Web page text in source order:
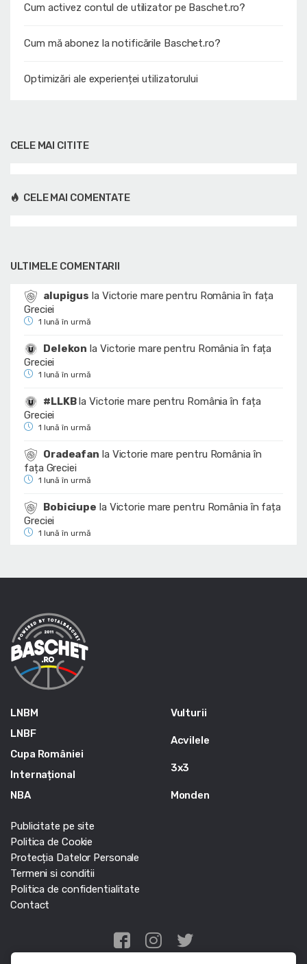
Cum activez contul de utilizator pe Baschet.ro?
Cum mă abonez la notificările Baschet.ro?
Optimizări ale experienței utilizatorului
CELE MAI CITITE
CELE MAI COMENTATE
ULTIMELE COMENTARII
alupigus la Victorie mare pentru România în fața
Greciei
1 lună în urmă
Delekon la Victorie mare pentru România în fața
Greciei
1 lună în urmă
#LLKBlaVictorie mare pentru România în fața
Greciei
1 lună în urmă
Oradeafan la Victorie mare pentru România în
fața Greciei
1 lună în urmă
Bobiciupe la Victorie mare pentru România în fața
Greciei
1 lună în urmă
LNBM
LNBF
Cupa României
Internațional
NBA
Vulturii
Acvilele
3x3
Monden
Publicitate pe site
Politica de Cookie
Protecția Datelor Personale
Termeni si conditii
Politica de confidentialitate
Contact